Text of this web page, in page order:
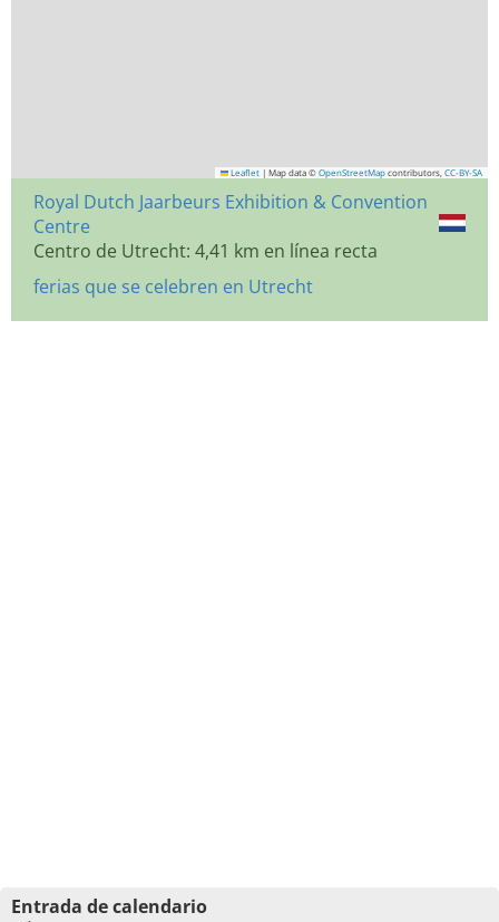
Leaflet | Map data © OpenStreetMap contributors, CC-BY-SA
Royal Dutch Jaarbeurs Exhibition & Convention
Centre
Centro de Utrecht: 4,41 km en línea recta
ferias que se celebren en Utrecht
Entrada de calendario